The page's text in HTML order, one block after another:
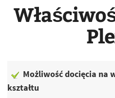
Możliwość docięcia na
kształtu